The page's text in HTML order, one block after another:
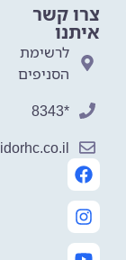
צרו קשר
איתנו
לרשימת
הסניפים
*8343